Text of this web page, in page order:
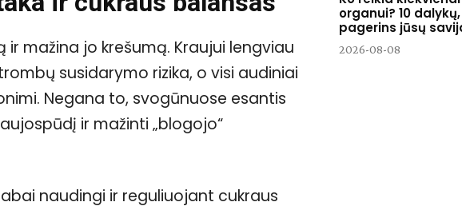
mažina jo krešumą. Kraujui lengviau
susidarymo rizika, o visi audiniai
Negana to, svogūnuose esantis
ir mažinti „blogojo“
naudingi ir reguliuojant cukraus
organui? 10
pagerins jūsų
2026-08-08